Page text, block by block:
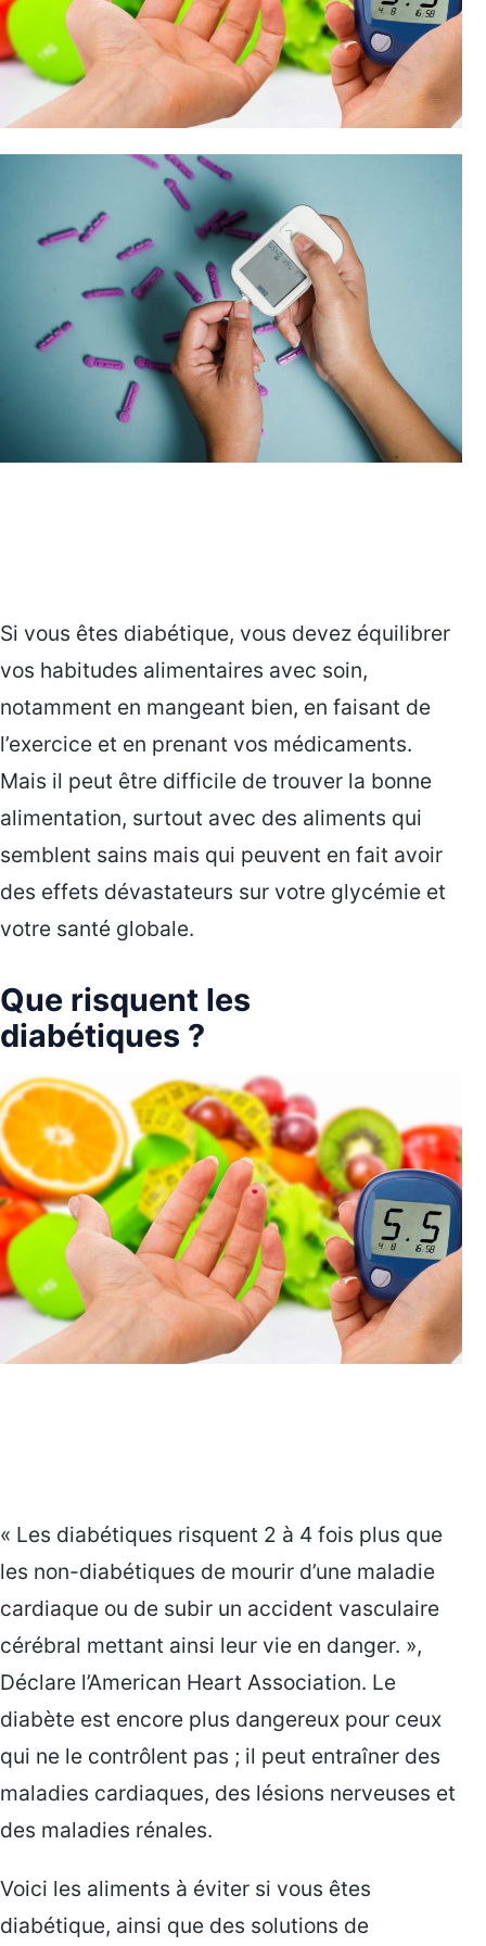
Si vous êtes diabétique, vous devez équilibrer
vos habitudes alimentaires avec soin,
notamment en mangeant bien, en faisant de
l’exercice et en prenant vos médicaments.
Mais il peut être difficile de trouver la bonne
alimentation, surtout avec des aliments qui
semblent sains mais qui peuvent en fait avoir
des effets dévastateurs sur votre glycémie et
votre santé globale.
Que risquent les
diabétiques ?
« Les diabétiques risquent 2 à 4 fois plus que
les non-diabétiques de mourir d’une maladie
cardiaque ou de subir un accident vasculaire
cérébral mettant ainsi leur vie en danger. »,
Déclare l’American Heart Association. Le
diabète est encore plus dangereux pour ceux
qui ne le contrôlent pas ; il peut entraîner des
maladies cardiaques, des lésions nerveuses et
des maladies rénales.
Voici les aliments à éviter si vous êtes
diabétique, ainsi que des solutions de